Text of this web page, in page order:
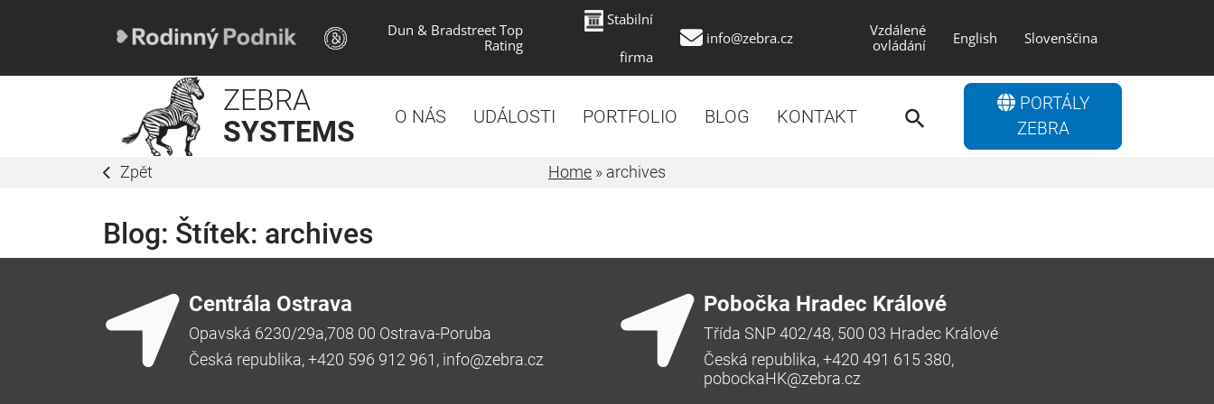
Dun & Bradstreet Top
Rating
Stabilní
firma
info@zebra.cz
Vzdálené
ovládání
English Slovenščina
ZEBRA
SYSTEMS
O NÁS UDÁLOSTI PORTFOLIO BLOG KONTAKT
PORTÁLY
ZEBRA
Zpět Home » archives
Blog: Štítek: archives
Centrála Ostrava
Opavská 6230/29a,708 00 Ostrava-Poruba
Česká republika, +420 596 912 961, info@zebra.cz
Pobočka Hradec Králové
Třída SNP 402/48, 500 03 Hradec Králové
Česká republika, +420 491 615 380,
pobockaHK@zebra.cz